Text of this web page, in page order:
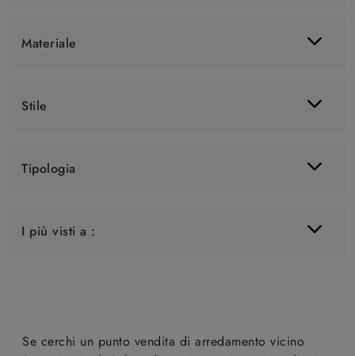
Materiale
Stile
Tipologia
I più visti a :
Se cerchi un punto vendita di arredamento vicino